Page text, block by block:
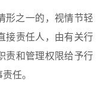
形之一的，视情节轻
接责任人，由有关行
责和管理权限给予行
任。